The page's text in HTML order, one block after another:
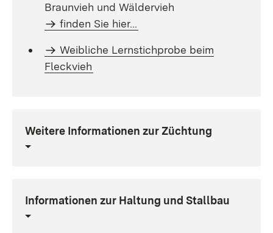
Braunvieh und Wäldervieh
finden Sie hier...
Weibliche Lernstichprobe beim
Fleckvieh
Weitere Informationen zur Züchtung
Informationen zur Haltung und Stallbau